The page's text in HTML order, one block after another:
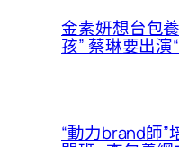
金素妍想台包
孩” 蔡琳要出演
“動力brand師”